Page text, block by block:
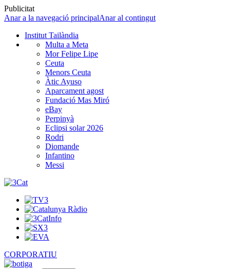
Publicitat
Anar a la navegació principalAnar al contingut
Institut Tailàndia
Multa a Meta
Mor Felipe Lipe
Ceuta
Menors Ceuta
Àtic Ayuso
Aparcament agost
Fundació Mas Miró
eBay
Perpinyà
Eclipsi solar 2026
Rodri
Diomande
Infantino
Messi
CORPORATIU